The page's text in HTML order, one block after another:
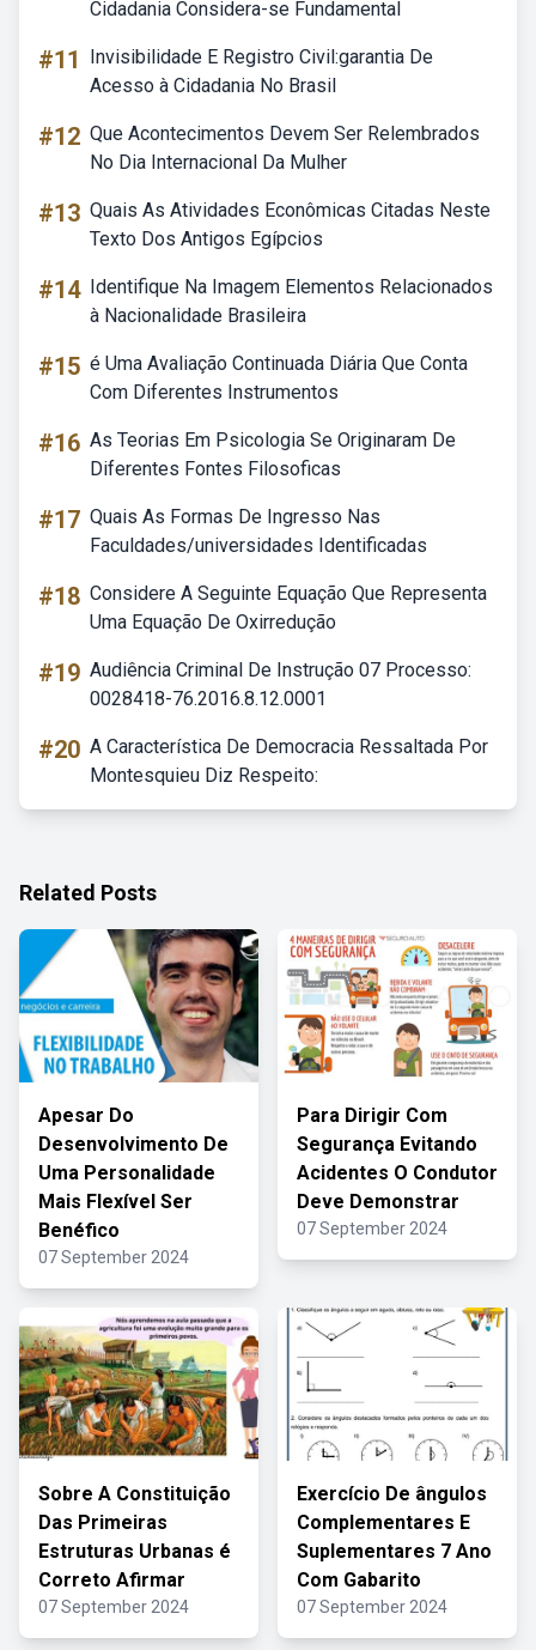
Cidadania Considera-se Fundamental
#11
Invisibilidade E Registro Civil:garantia De
Acesso à Cidadania No Brasil
#12 Que Acontecimentos Devem Ser Relembrados
No Dia Internacional Da Mulher
#13 Quais As Atividades Econômicas Citadas Neste
Texto Dos Antigos Egípcios
#14 Identifique Na Imagem Elementos Relacionados
à Nacionalidade Brasileira
#15 é Uma Avaliação Continuada Diária Que Conta
Com Diferentes Instrumentos
#16 As Teorias Em Psicologia Se Originaram De
Diferentes Fontes Filosoficas
#17 Quais As Formas De Ingresso Nas
Faculdades/universidades Identificadas
#18 Considere A Seguinte Equação Que Representa
Uma Equação De Oxirredução
#19 Audiência Criminal De Instrução 07 Processo:
0028418-76.2016.8.12.0001
#20 A Característica De Democracia Ressaltada Por
Montesquieu Diz Respeito:
Related Posts
Apesar Do
Desenvolvimento De
Uma Personalidade
Mais Flexível Ser
Benéfico
07 September 2024
Para Dirigir Com
Segurança Evitando
Acidentes O Condutor
Deve Demonstrar
07 September 2024
Sobre A Constituição
Das Primeiras
Estruturas Urbanas é
Correto Afirmar
07 September 2024
Exercício De ângulos
Complementares E
Suplementares 7 Ano
Com Gabarito
07 September 2024